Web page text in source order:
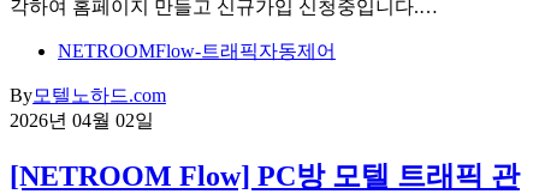
각하여 홈페이지 만들고 신규가입 신청중입니다.…
NETROOMFlow-트래픽자동제어
By모텔노하드.com
2026년 04월 02일
[NETROOM Flow] PC방 모텔 트래픽 관